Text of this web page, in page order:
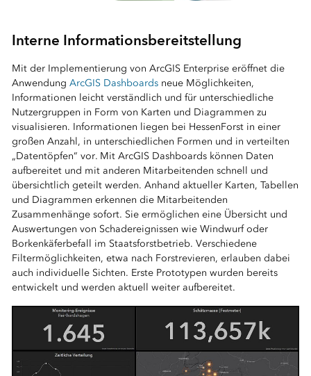
Interne Informationsbereitstellung
Mit der Implementierung von ArcGIS Enterprise eröffnet die
Anwendung ArcGIS Dashboardsneue Möglichkeiten,
Informationen leicht verständlich und für unterschiedliche
Nutzergruppen in Form von Karten und Diagrammen zu
visualisieren. Informationen liegen bei HessenForst in einer
großen Anzahl, in unterschiedlichen Formen und in verteilten
„Datentöpfen“ vor. Mit ArcGIS Dashboards können Daten
aufbereitet und mit anderen Mitarbeitenden schnell und
übersichtlich geteilt werden. Anhand aktueller Karten, Tabellen
und Diagrammen erkennen die Mitarbeitenden
Zusammenhänge sofort. Sie ermöglichen eine Übersicht und
Auswertungen von Schadereignissen wie Windwurf oder
Borkenkäferbefall im Staatsforstbetrieb. Verschiedene
Filtermöglichkeiten, etwa nach Forstrevieren, erlauben dabei
auch individuelle Sichten. Erste Prototypen wurden bereits
entwickelt und werden aktuell weiter aufbereitet.